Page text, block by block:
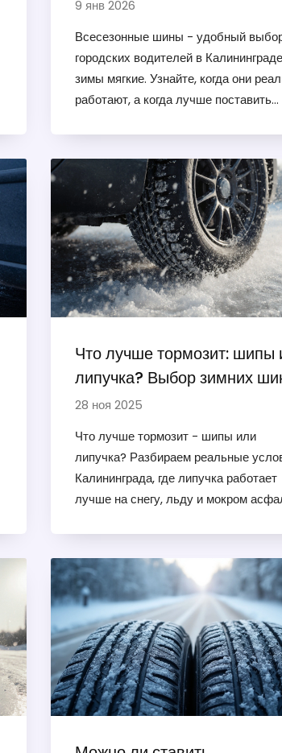
9 янв 2026
Всесезонные шины - удобный
городских водителей в
зимы мягкие. Узнайте, когда они
работают, а когда лучше поставить
Что лучше тормозит: шипы
липучка? Выбор зимних
для реальных условий
28 ноя 2025
Что лучше тормозит - шипы или
липучка? Разбираем реальные
Калининграда, где липучка работает
лучше на снегу, льду и мокром